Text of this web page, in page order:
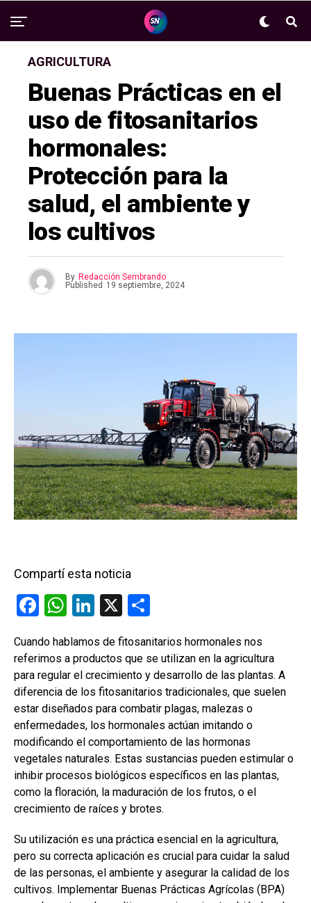
AGRICULTURA
Buenas Prácticas en el
uso de fitosanitarios
hormonales:
Protección para la
salud, el ambiente y
los cultivos
By Redacción Sembrando
Published 19 septiembre, 2024
Compartí esta noticia
F
ce
b
o
o
k
W
at
s
A
p
p
Li
ke
dI
n
X
m
p
ar
tir
Cuando hablamos de fitosanitarios hormonales nos
referimos a productos que se utilizan en la agricultura
para regular el crecimiento y desarrollo de las plantas. A
diferencia de los fitosanitarios tradicionales, que suelen
estar diseñados para combatir plagas, malezas o
enfermedades, los hormonales actúan imitando o
modificando el comportamiento de las hormonas
vegetales naturales. Estas sustancias pueden estimular o
inhibir procesos biológicos específicos en las plantas,
como la floración, la maduración de los frutos, o el
crecimiento de raíces y brotes.
Su utilización es una práctica esencial en la agricultura,
pero su correcta aplicación es crucial para cuidar la salud
de las personas, el ambiente y asegurar la calidad de los
cultivos. Implementar Buenas Prácticas Agrícolas (BPA)